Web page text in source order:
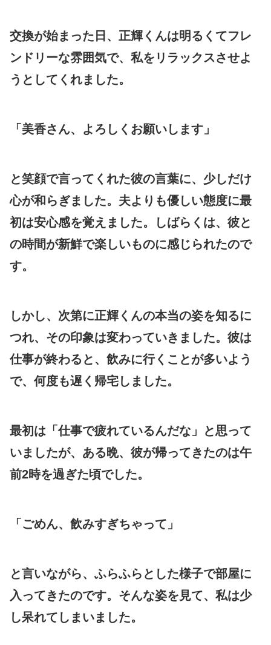
交換が始まった日、正輝くんは明るくてフレ
ンドリーな雰囲気で、私をリラックスさせよ
うとしてくれました。
「美香さん、よろしくお願いします」
と笑顔で言ってくれた彼の言葉に、少しだけ
心が和らぎました。夫よりも優しい態度に最
初は安心感を覚えました。しばらくは、彼と
の時間が新鮮で楽しいものに感じられたので
す。
しかし、次第に正輝くんの本当の姿を知るに
つれ、その印象は変わっていきました。彼は
仕事が終わると、飲みに行くことが多いよう
で、何度も遅く帰宅しました。
最初は「仕事で疲れているんだな」と思って
いましたが、ある晩、彼が帰ってきたのは午
前2時を過ぎた頃でした。
「ごめん、飲みすぎちゃって」
と言いながら、ふらふらとした様子で部屋に
入ってきたのです。そんな姿を見て、私は少
し呆れてしまいました。